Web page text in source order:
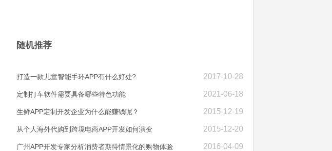
随机推荐
2017-10-28
打造一款儿童智能手环APP有什么好处?
2021-06-18
定制打车软件需要具备哪些特色功能
2015-12-19
生鲜APP定制开发企业为什么能赚钱呢？
2015-12-20
从个人海外代购到跨境电商APP开发如何演变
2016-04-09
广州APP开发专家分析消费者期待情景化的购物体验